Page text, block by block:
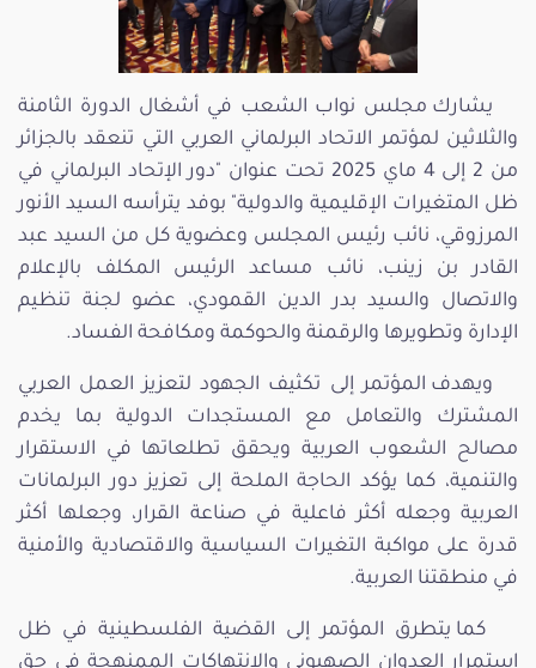
يشارك مجلس نواب الشعب في أشغال الدورة الثامنة
والثلاثين لمؤتمر الاتحاد البرلماني العربي التي تنعقد بالجزائر
من 2 إلى 4 ماي 2025 تحت عنوان "دور الإتحاد البرلماني في
ظل المتغيرات الإقليمية والدولية" بوفد يترأسه السيد الأنور
المرزوقي، نائب رئيس المجلس وعضوية كل من السيد عبد
القادر بن زينب، نائب مساعد الرئيس المكلف بالإعلام
والاتصال والسيد بدر الدين القمودي، عضو لجنة تنظيم
الإدارة وتطويرها والرقمنة والحوكمة ومكافحة الفساد.
ويهدف المؤتمر إلى تكثيف الجهود لتعزيز العمل العربي
المشترك والتعامل مع المستجدات الدولية بما يخدم
مصالح الشعوب العربية ويحقق تطلعاتها في الاستقرار
والتنمية، كما يؤكد الحاجة الملحة إلى تعزيز دور البرلمانات
العربية وجعله أكثر فاعلية في صناعة القرار، وجعلها أكثر
قدرة على مواكبة التغيرات السياسية والاقتصادية والأمنية
في منطقتنا العربية.
كما يتطرق المؤتمر إلى القضية الفلسطينية في ظل
استمرار العدوان الصهيوني والانتهاكات الممنهجة في حق